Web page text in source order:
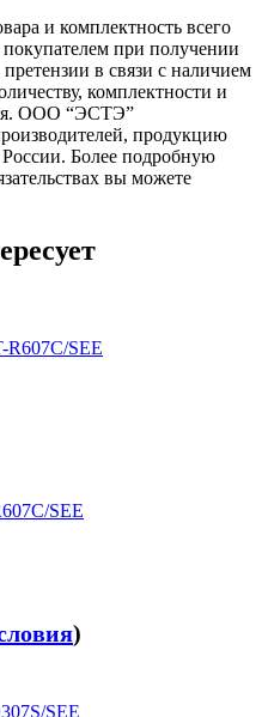
и комплектность всего
при получении
в связи с наличием
комплектности и
ООО “ЭСТЭ”
продукцию
Более подробную
вы можете
SEE
)